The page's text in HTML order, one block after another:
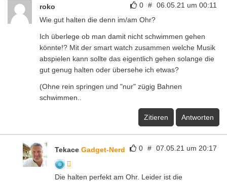
0 # 06.05.21 um 00:11
roko
Wie gut halten die denn im/am Ohr?
Ich überlege ob man damit nicht schwimmen gehen
könnte!? Mit der smart watch zusammen welche Musik
abspielen kann sollte das eigentlich gehen solange die
gut genug halten oder übersehe ich etwas?
(Ohne rein springen und "nur" zügig Bahnen
schwimmen..
Zitieren Antworten
0 # 07.05.21 um 20:17
Tekace Gadget-Nerd
Die halten perfekt am Ohr. Leider ist die